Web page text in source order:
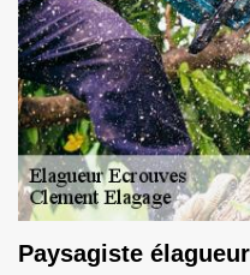
Paysagiste